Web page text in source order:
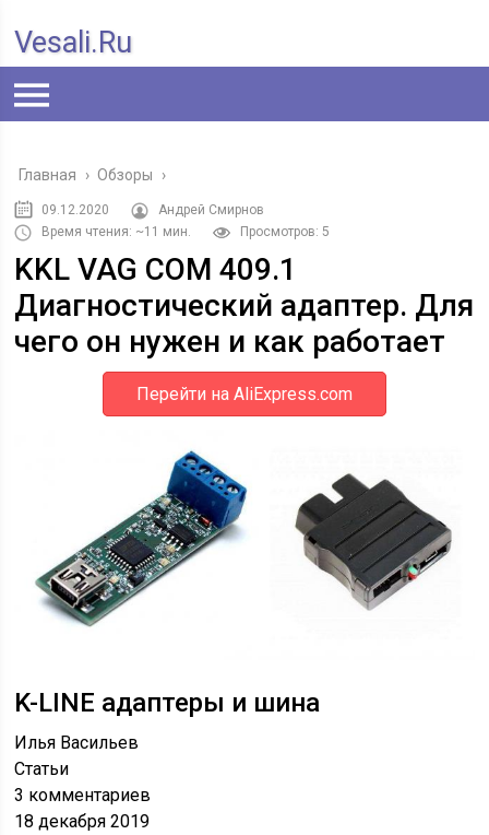
Vesali.ru
Главная › Обзоры ›
09.12.2020
Андрей Смирнов
Время чтения: ~11 мин.
Просмотров: 5
KKL VAG COM 409.1
Диагностический адаптер. Для
чего он нужен и как работает
Перейти на AliExpress.com
K-LINE адаптеры и шина
Илья Васильев
Статьи
3 комментариев
18 декабря 2019